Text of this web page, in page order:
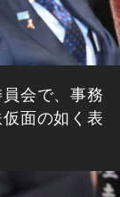
会で、事務
面の如く表